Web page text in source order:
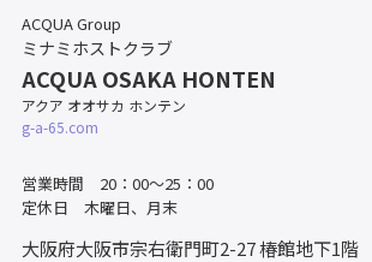
ACQUA Group
ミナミホストクラブ
ACQUA OSAKA HONTEN
アクア オオサカ ホンテン
g-a-65.com
営業時間 20：00～25：00
定休日 木曜日、月末
大阪府大阪市宗右衛門町2-27椿館地下1階